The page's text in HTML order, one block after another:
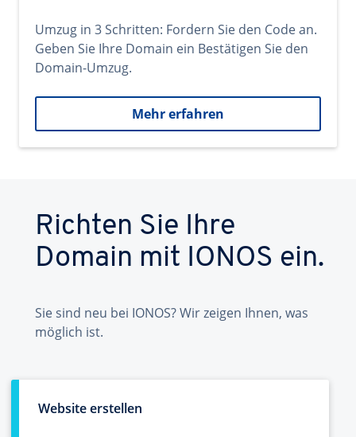
Umzug in 3 Schritten: Fordern Sie den Code an.
Geben Sie Ihre Domain ein Bestätigen Sie den
Domain-Umzug.
Mehr erfahren
Richten Sie Ihre
Domain mit IONOS ein.
Sie sind neu bei IONOS? Wir zeigen Ihnen, was
möglich ist.
Website erstellen